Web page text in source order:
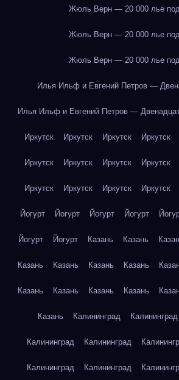
Жюль Верн — 20 000 лье
Жюль Верн — 20 000 лье
Жюль Верн — 20 000 лье
Илья Ильф и Евгений Петров —
Илья Ильф и Евгений Петров —
Иркутск Иркутск Иркутск Иркутск
Иркутск Иркутск Иркутск Иркутск
Иркутск Иркутск Иркутск Иркутск
Йогурт Йогурт Йогурт Йогурт
Йогурт Йогурт Казань Казань
Казань Казань Казань Казань
Казань Казань Казань Казань
Казань Калининград Калининград
Калининград Калининград
Калининград Калининград